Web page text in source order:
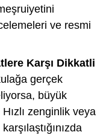
ve resmi
Karşı Dikkatli
gerçek
büyük
zenginlik veya